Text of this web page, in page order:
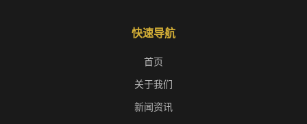
快速导航
首页
关于我们
新闻资讯